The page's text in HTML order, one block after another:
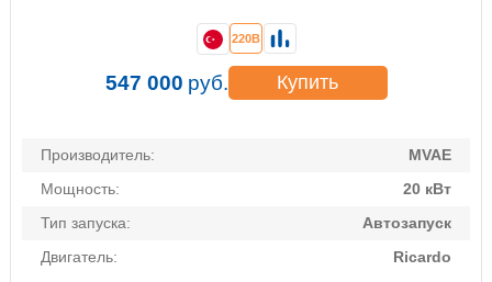
Производитель:
MVAE
Мощность:
20 кВт
Тип запуска:
Автозапуск
Двигатель:
Ricardo
220В
547 000 руб. Купить